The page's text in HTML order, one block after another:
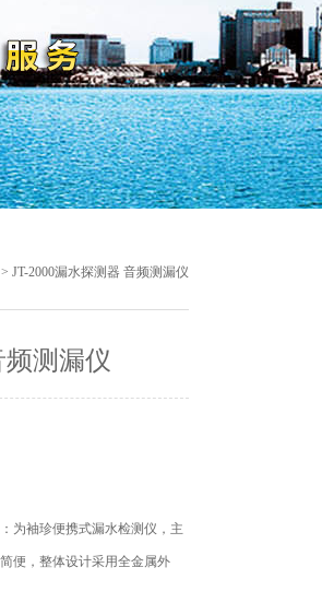
> JT-2000漏水探测器 音频测漏仪
频测漏仪
为袖珍便携式漏水检测仪，主
便，整体设计采用全金属外